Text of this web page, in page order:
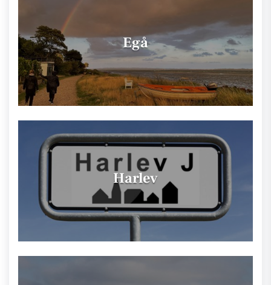
Egå
Harlev